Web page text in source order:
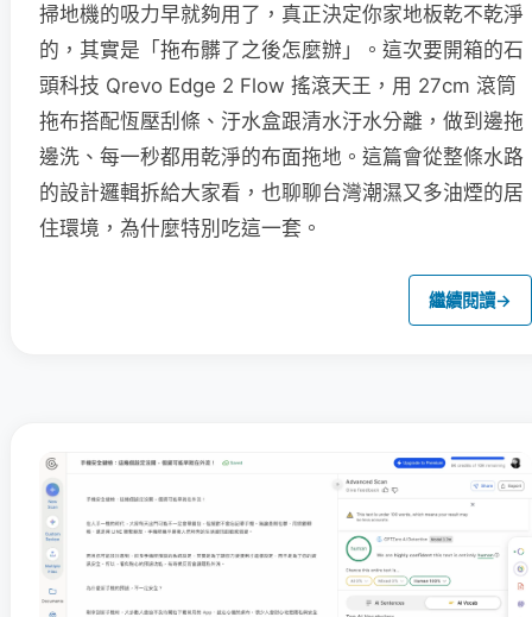
掃地機的吸力早就夠用了，真正決定你家地板乾不乾淨
的，其實是「拖布髒了之後怎麼辦」。這次要開箱的石
頭科技 Qrevo Edge 2 Flow 搖滾天王，用 27cm 滾筒
拖布搭配恆壓刮條、汙水盒跟清水汙水分離，做到邊拖
邊洗、每一秒都用乾淨的布面拖地。這篇會從整條水路
的設計邏輯拆給大家看，也聊聊台灣潮濕又多油煙的居
住環境，為什麼特別吃這一套。
繼續閱讀→